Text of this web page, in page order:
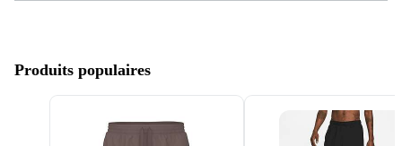
Produits populaires